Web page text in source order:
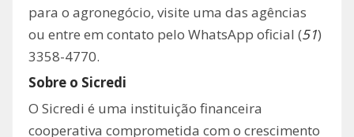
para o agronegócio, visite uma das agências
ou entre em contato pelo WhatsApp oficial (51)
3358-4770.
Sobre o Sicredi
O Sicredi é uma instituição financeira
cooperativa comprometida com o crescimento